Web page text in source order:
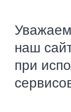
наш
при